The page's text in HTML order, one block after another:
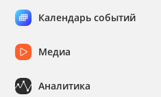
Календарь событий
Медиа
Аналитика